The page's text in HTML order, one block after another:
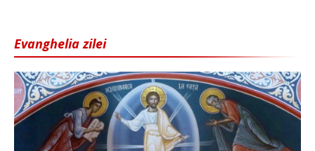
Evanghelia zilei